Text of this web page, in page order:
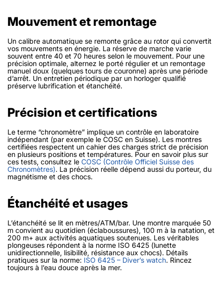
Mouvement et remontage
Un calibre automatique se remonte grâce au rotor qui convertit
vos mouvements en énergie. La réserve de marche varie
souvent entre 40 et 70 heures selon le mouvement. Pour une
précision optimale, alternez le porté régulier et un remontage
manuel doux (quelques tours de couronne) après une période
d’arrêt. Un entretien périodique par un horloger qualifié
préserve lubrification et étanchéité.
Précision et certifications
Le terme “chronomètre” implique un contrôle en laboratoire
indépendant (par exemple le COSC en Suisse). Les montres
certifiées respectent un cahier des charges strict de précision
en plusieurs positions et températures. Pour en savoir plus sur
ces tests, consultez le COSC (Contrôle Officiel Suisse des
Chronomètres). La précision réelle dépend aussi du porteur, du
magnétisme et des chocs.
Étanchéité et usages
L’étanchéité se lit en mètres/ATM/bar. Une montre marquée 50
m convient au quotidien (éclaboussures), 100 m à la natation, et
200 m+ aux activités aquatiques soutenues. Les véritables
plongeuses répondent à la norme ISO 6425 (lunette
unidirectionnelle, lisibilité, résistance aux chocs). Détails
pratiques sur la norme: ISO 6425 – Diver’s watch. Rincez
toujours à l’eau douce après la mer.